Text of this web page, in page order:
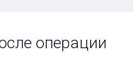
операции